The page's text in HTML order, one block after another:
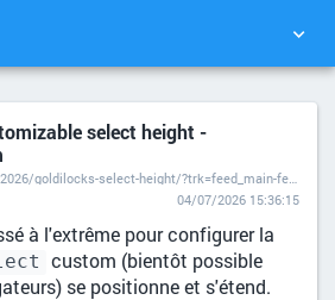
PICTURE WALL
SEARCH
select height -
https://jakearchibald.com/2026/goldilocks-select-height/?trk=feed_main-feed-card_feed-article-content
04/07/2026 15:36:15
à l'extrême pour configurer la
custom (bientôt possible
se positionne et s'étend.